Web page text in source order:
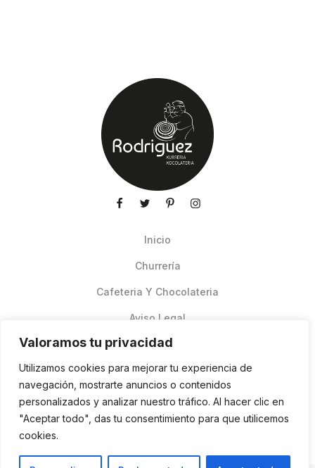
Valoramos tu privacidad
Utilizamos cookies para mejorar tu experiencia de
navegación, mostrarte anuncios o contenidos
personalizados y analizar nuestro tráfico. Al hacer clic en
"Aceptar todo", das tu consentimiento para que utilicemos
cookies.
Inicio
Churrería
Cafeteria Y Chocolateria
Aviso Legal
Pedidos Online Glovo
Contacto